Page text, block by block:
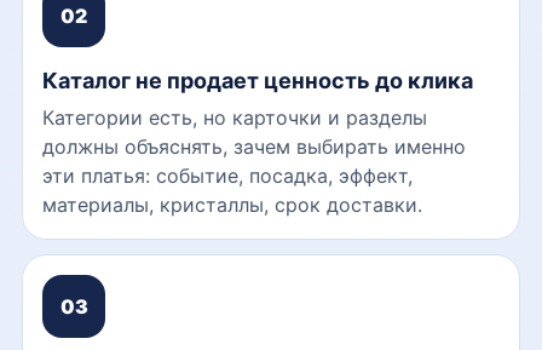
02
Каталог не продает ценность до клика
Категории есть, но карточки и разделы
должны объяснять, зачем выбирать именно
эти платья: событие, посадка, эффект,
материалы, кристаллы, срок доставки.
03